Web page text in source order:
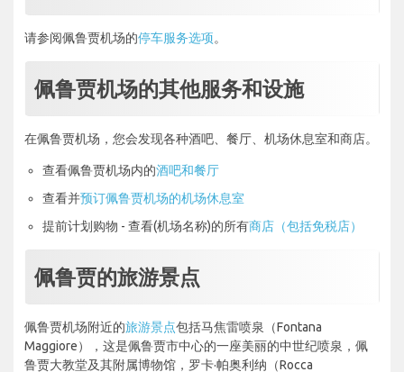
请参阅佩鲁贾机场的停车服务选项。
佩鲁贾机场的其他服务和设施
在佩鲁贾机场，您会发现各种酒吧、餐厅、机场休息室和商店。
查看佩鲁贾机场内的酒吧和餐厅
查看并预订佩鲁贾机场的机场休息室
提前计划购物 - 查看(机场名称)的所有商店（包括免税店）
佩鲁贾的旅游景点
佩鲁贾机场附近的旅游景点包括马焦雷喷泉（Fontana
Maggiore），这是佩鲁贾市中心的一座美丽的中世纪喷泉，佩
鲁贾大教堂及其附属博物馆，罗卡·帕奥利纳（Rocca